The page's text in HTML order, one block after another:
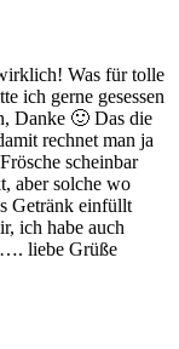
Was für tolle
ich gerne gesessen
Danke 🙂 Das die
rechnet man ja
scheinbar
aber solche wo
Getränk einfüllt
ich habe auch
liebe Grüße